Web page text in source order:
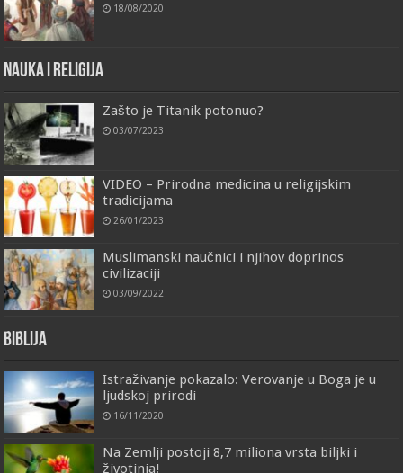
18/08/2020
Nauka i religija
Zašto je Titanik potonuo?
03/07/2023
VIDEO – Prirodna medicina u religijskim
tradicijama
26/01/2023
Muslimanski naučnici i njihov doprinos
civilizaciji
03/09/2022
Biblija
Istraživanje pokazalo: Verovanje u Boga je u
ljudskoj prirodi
16/11/2020
Na Zemlji postoji 8,7 miliona vrsta biljki i
životinja!